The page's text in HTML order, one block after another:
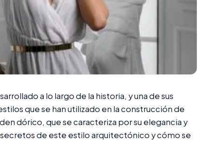
a lo largo de la historia, y una de sus
que se han utilizado en la construcción de
dórico, que se caracteriza por su elegancia y
de este estilo arquitectónico y cómo se